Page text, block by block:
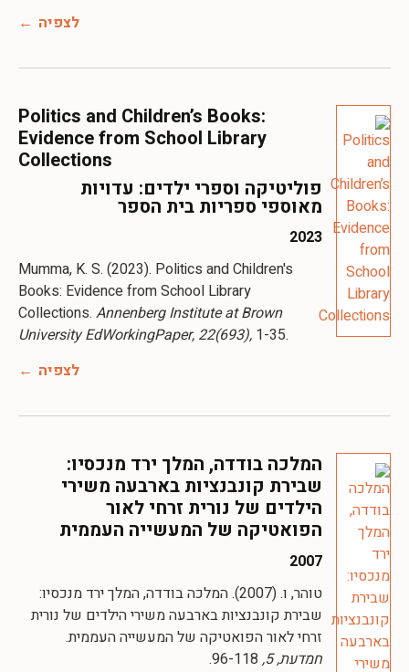
לצפיה
Politics and Children’s Books:
Evidence from School Library
Collections
פוליטיקה וספרי ילדים: עדויות
מאוספי ספריות בית הספר
2023
Mumma, K. S. (2023). Politics and Children's
Books: Evidence from School Library
Collections. Annenberg Institute at Brown
University EdWorkingPaper, 22(693), 1-35.
לצפיה
המלכה בודדה, המלך ירד מנכסיו:
שבירת קונבנציות בארבעה משירי
הילדים של נורית זרחי לאור
הפואטיקה של המעשייה העממית
2007
טוהר, ו. (2007). המלכה בודדה, המלך ירד מנכסיו:
שבירת קונבנציות בארבעה משירי הילדים של נורית
זרחי לאור הפואטיקה של המעשייה העממית.
חמדעת, 5,